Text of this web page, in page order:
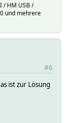
/ HM USB /
und mehrere
#6
ist zur Lösung